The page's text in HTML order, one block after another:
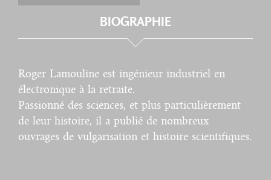
BIOGRAPHIE
Roger Lamouline est ingénieur industriel en
électronique à la retraite.
Passionné des sciences, et plus particulièrement
de leur histoire, il a publié de nombreux
ouvrages de vulgarisation et histoire scientifiques.